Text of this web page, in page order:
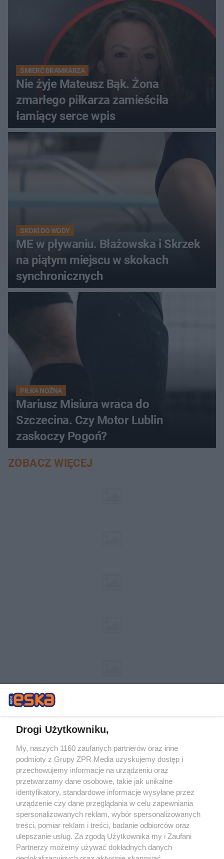
ŚMIERĆ BRAMKARZA
Nie żyje Mateusz Bąk. Żona
zmarłego piłkarza zamieściła
łamiący serce wpis
SKOKI DO WODY
ME w pływaniu. Błażowska i Skrzek
na piątym miejscu w skokach
synchronicznych
PIŁKA NOŻNA
Mariusz Misiura wraca do
Szczecina. Czy Motor Lublin
zaskoczy Pogoń?
ZOBACZ WIĘCEJ
Żaden utwór zamieszczony w serwisie nie może być powielany i
rozpowszechniany lub dalej rozpowszechniany w jakikolwiek sposób (w
tym także elektroniczny lub mechaniczny) na jakimkolwiek polu
eksploatacji w jakiejkolwiek formie, włącznie z umieszczaniem w
Internecie bez pisemnej zgody właściciela praw. Jakiekolwiek użycie lub
wykorzystanie utworów w całości lub w części z naruszeniem prawa,
tzn. bez właściwej zgody, jest zabronione pod groźbą kary i może być
ścigane prawnie.
Drogi Użytkowniku,
My, naszych 1160 zaufanych partnerów oraz inne
podmioty z Grupy ZPR Media uzyskujemy dostęp i
przechowujemy informacje na urządzeniu oraz
przetwarzamy dane osobowe, takie jak unikalne
identyfikatory, standardowe informacje wysyłane przez
urządzenie czy dane przeglądania w celu zapewniania
spersonalizowanych reklam, wybór spersonalizowanych
treści, pomiar reklam i treści, badanie odbiorców oraz
ulepszanie usług. Za zgodą Użytkownika my i Zaufani
Partnerzy możemy używać dokładnych danych